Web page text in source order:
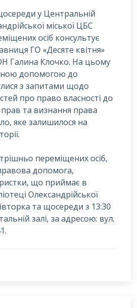
у Центральній
міської ЦБС
осіб консультує
ГО «Десяте квітня»
Галина Клочко. На цьому
допомогою до
з запитами щодо
про право власності до
та визнання права
яке залишилося на
переміщених осіб,
допомога,
що приймає в
Олександрійської
та щосереди з 13:30
залі, за адресою: вул.